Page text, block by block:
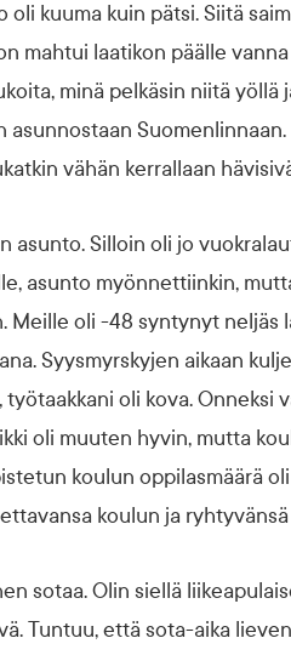
kuuma kuin pätsi. Siitä
mahtui laatikon päälle vanna
minä pelkäsin niitä yöllä
Suomenlinnaan.
vähän kerrallaan
asunto. Silloin oli jo
asunto myönnettiinkin,
Meille oli -48 syntynyt neljäs
Syysmyrskyjen aikaan
oli kova. Onneksi
oli muuten hyvin, mutta
koulun oppilasmäärä oli
koulun ja
sotaa. Olin siellä
Tuntuu, että sota-aika